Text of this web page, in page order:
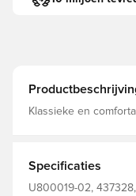
Klassieke en
Specificaties
U800019-02,